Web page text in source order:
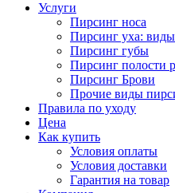
Услуги
Пирсинг носа
Пирсинг уха:
Пирсинг губы
Пирсинг полости
Пирсинг Брови
Прочие виды
Правила по уходу
Цена
Как купить
Условия оплаты
Условия доставки
Гарантия на товар